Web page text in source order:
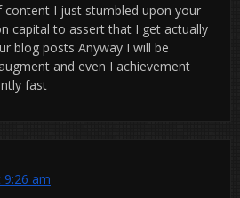
I just stumbled upon your
capital to assert that I get actually
blog posts Anyway I will be
and even I achievement
fast
am